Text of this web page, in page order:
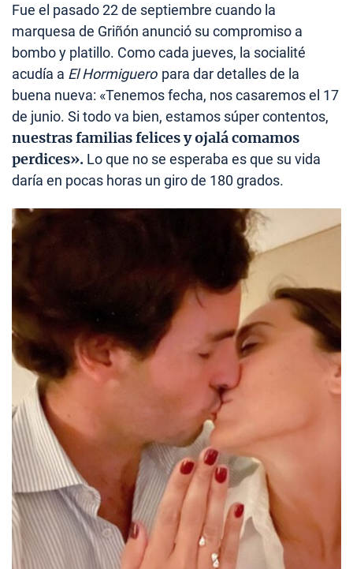
Fue el pasado 22 de septiembre cuando la
marquesa de Griñón anunció su compromiso a
bombo y platillo. Como cada jueves, la socialité
acudía a El Hormiguero para dar detalles de la
buena nueva: «Tenemos fecha, nos casaremos el 17
de junio. Si todo va bien, estamos súper contentos,
nuestras familias felices y ojalá comamos
perdices». Lo que no se esperaba es que su vida
daría en pocas horas un giro de 180 grados.